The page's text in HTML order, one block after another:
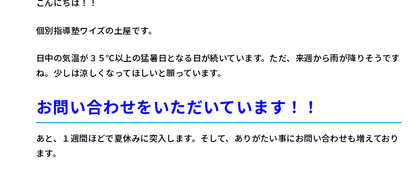
個別指導塾ワイズの土屋です。
日中の気温が３５℃以上の猛暑日となる日が続いています。ただ、来週から雨が降りそうです
ね。少しは涼しくなってほしいと願っています。
お問い合わせをいただいています！！
あと、１週間ほどで夏休みに突入します。そして、ありがたい事にお問い合わせも増えており
ます。